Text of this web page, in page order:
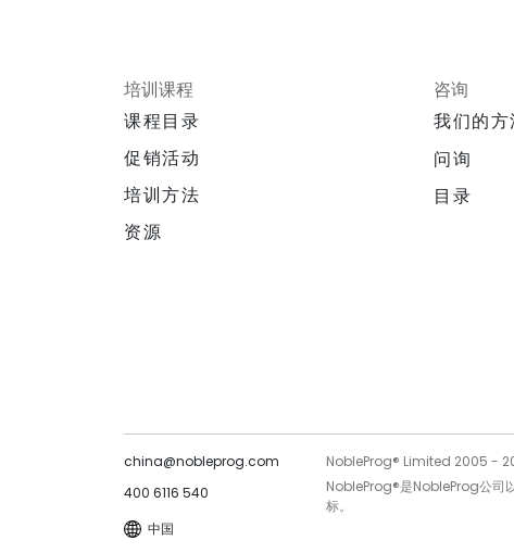
培训课程
课程目录
促销活动
培训方法
资源
咨询
我们的方
问询
目录
china@nobleprog.com
400 6116 540
中国
NobleProg® Limited 2005 -
NobleProg®是NobleProg公司
标。